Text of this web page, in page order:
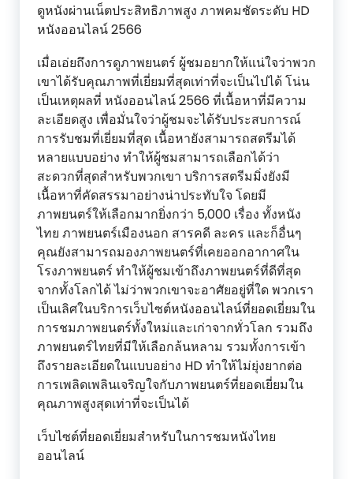
ดูหนังผ่านเน็ตประสิทธิภาพสูง ภาพคมชัดระดับ HD
หนังออนไลน์ 2566
เมื่อเอ่ยถึงการดูภาพยนตร์ ผู้ชมอยากให้แน่ใจว่าพวก
เขาได้รับคุณภาพที่เยี่ยมที่สุดเท่าที่จะเป็นไปได้ โน่น
เป็นเหตุผลที่ หนังออนไลน์ 2566 ที่เนื้อหาที่มีความ
ละเอียดสูง เพื่อมั่นใจว่าผู้ชมจะได้รับประสบการณ์
การรับชมที่เยี่ยมที่สุด เนื้อหายังสามารถสตรีมได้
หลายแบบอย่าง ทำให้ผู้ชมสามารถเลือกได้ว่า
สะดวกที่สุดสำหรับพวกเขา บริการสตรีมมิ่งยังมี
เนื้อหาที่คัดสรรมาอย่างน่าประทับใจ โดยมี
ภาพยนตร์ให้เลือกมากยิ่งกว่า 5,000 เรื่อง ทั้งหนัง
ไทย ภาพยนตร์เมืองนอก สารคดี ละคร และก็อื่นๆ
คุณยังสามารถมองภาพยนตร์ที่เคยออกอากาศใน
โรงภาพยนตร์ ทำให้ผู้ชมเข้าถึงภาพยนตร์ที่ดีที่สุด
จากทั้งโลกได้ ไม่ว่าพวกเขาจะอาศัยอยู่ที่ใด พวกเรา
เป็นเลิศในบริการเว็บไซต์หนังออนไลน์ที่ยอดเยี่ยมใน
การชมภาพยนตร์ทั้งใหม่และเก่าจากทั่วโลก รวมถึง
ภาพยนตร์ไทยที่มีให้เลือกล้นหลาม รวมทั้งการเข้า
ถึงรายละเอียดในแบบอย่าง HD ทำให้ไม่ยุ่งยากต่อ
การเพลิดเพลินเจริญใจกับภาพยนตร์ที่ยอดเยี่ยมใน
คุณภาพสูงสุดเท่าที่จะเป็นได้
เว็บไซต์ที่ยอดเยี่ยมสำหรับในการชมหนังไทย
ออนไลน์